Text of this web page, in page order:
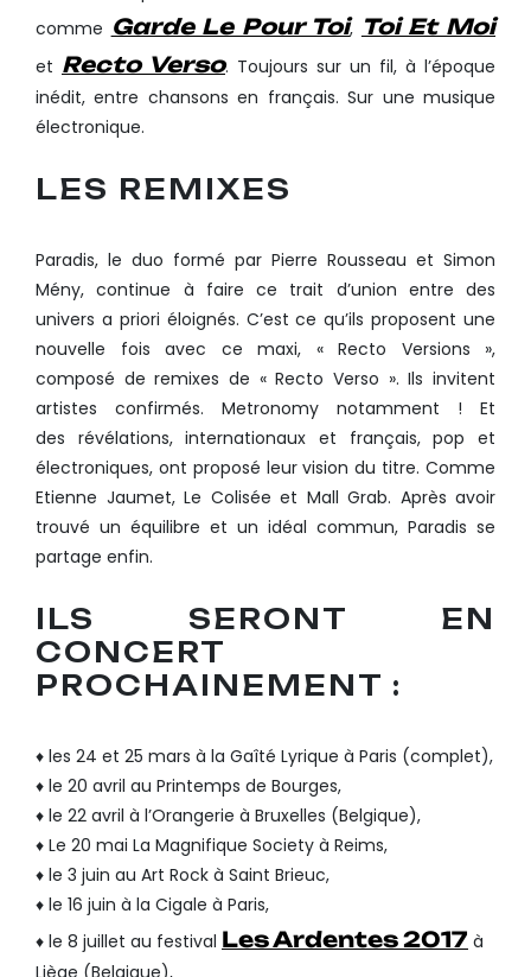
comme Garde Le Pour Toi, Toi Et Moi
et Recto Verso. Toujours sur un fil, à l’époque
inédit, entre chansons en français. Sur une musique
électronique.
LES REMIXES
Paradis, le duo formé par Pierre Rousseau et Simon
Mény, continue à faire ce trait d’union entre des
univers a priori éloignés. C’est ce qu’ils proposent une
nouvelle fois avec ce maxi, « Recto Versions »,
composé de remixes de « Recto Verso ». Ils invitent
artistes confirmés. Metronomy notamment ! Et
des révélations, internationaux et français, pop et
électroniques, ont proposé leur vision du titre. Comme
Etienne Jaumet, Le Colisée et Mall Grab. Après avoir
trouvé un équilibre et un idéal commun, Paradis se
partage enfin.
ILS SERONT EN
CONCERT
PROCHAINEMENT :
♦ les 24 et 25 mars à la Gaîté Lyrique à Paris (complet),
♦ le 20 avril au Printemps de Bourges,
♦ le 22 avril à l’Orangerie à Bruxelles (Belgique),
♦ Le 20 mai La Magnifique Society à Reims,
♦ le 3 juin au Art Rock à Saint Brieuc,
♦ le 16 juin à la Cigale à Paris,
♦ le 8 juillet au festival Les Ardentes 2017 à
Liège (Belgique),